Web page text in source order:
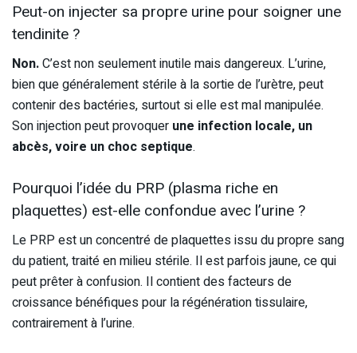
Peut-on injecter sa propre urine pour soigner une
tendinite ?
Non.C’est non seulement inutile mais dangereux. L’urine,
bien que généralement stérile à la sortie de l’urètre, peut
contenir des bactéries, surtout si elle est mal manipulée.
Son injection peut provoquer une infection locale, un
abcès, voire un choc septique.
Pourquoi l’idée du PRP (plasma riche en
plaquettes) est-elle confondue avec l’urine ?
Le PRP est un concentré de plaquettes issu du propre sang
du patient, traité en milieu stérile. Il est parfois jaune, ce qui
peut prêter à confusion. Il contient des facteurs de
croissance bénéfiques pour la régénération tissulaire,
contrairement à l’urine.